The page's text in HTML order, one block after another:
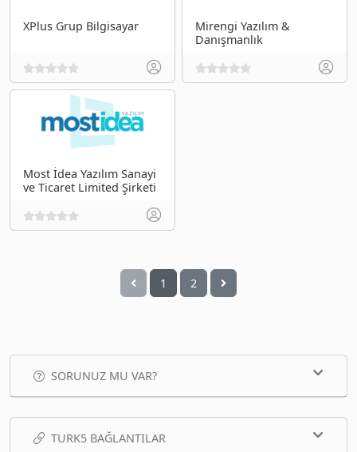
XPlus Grup Bilgisayar
Mirengi Yazılım &
Danışmanlık
Most İdea Yazılım Sanayi
ve Ticaret Limited Şirketi
1 2
SORUNUZ MU VAR?
TURK5 BAĞLANTILAR